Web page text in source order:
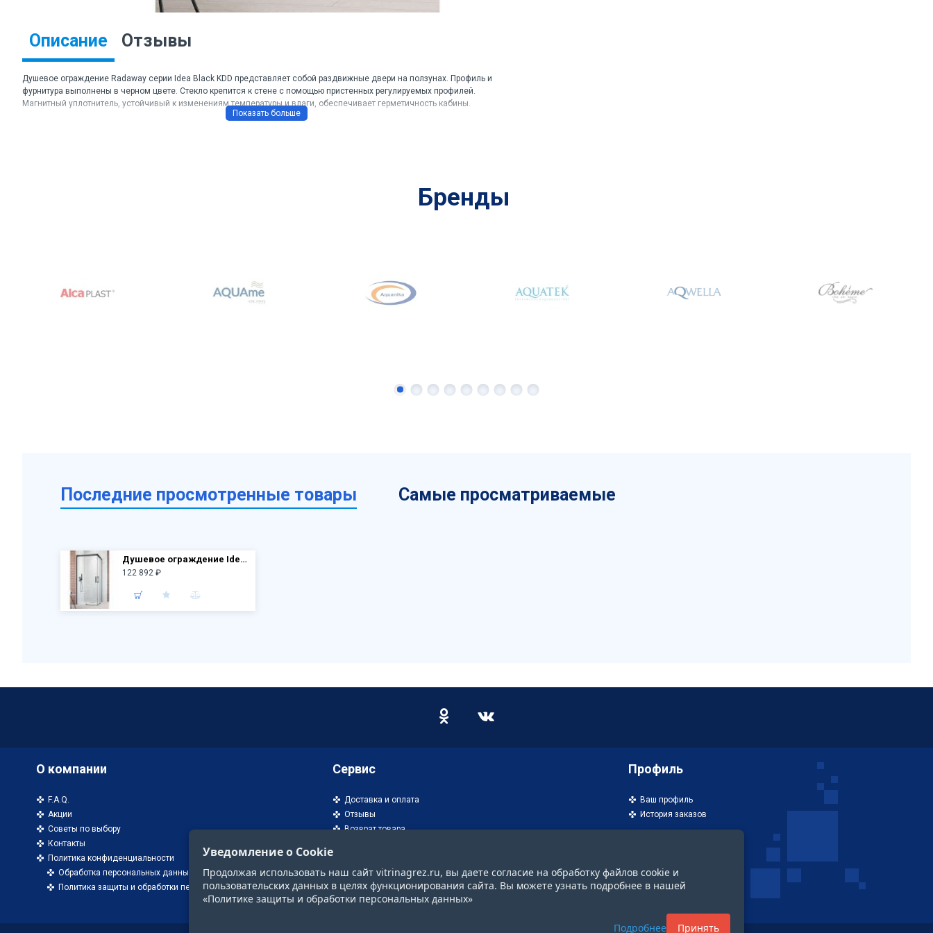
Описание Отзывы
Душевое ограждение Radaway серии Idea Black KDD представляет собой раздвижные двери на ползунах. Профиль и
фурнитура выполнены в черном цвете. Стекло крепится к стене с помощью пристенных регулируемых профилей.
Магнитный уплотнитель, устойчивый к изменениям температуры и влаги, обеспечивает герметичность кабины.
Бренды
Последние просмотренные товары Самые просматриваемые
Душевое ограждение Idea Black KDD 90 лев.дверь 387060-54-01L + пр.дверь 387060-54-01R
122 892 ₽
О компании
F.A.Q.
Акции
Советы по выбору
Контакты
Политика конфиденциальности
Обработка персональных данных
Политика защиты и обработки персональных данных
Сервис
Доставка и оплата
Отзывы
Возврат товара
Профиль
Ваш профиль
История заказов
Уведомление о Cookie
Продолжая использовать наш сайт vitrinagrez.ru, вы даете согласие на обработку файлов cookie и
пользовательских данных в целях функционирования сайта. Вы можете узнать подробнее в нашей
«Политике защиты и обработки персональных данных»
Подробнее Принять